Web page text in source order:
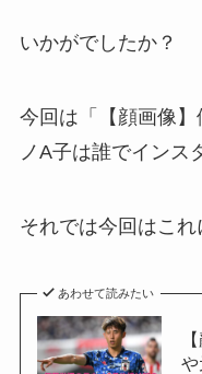
いかがでしたか？
今回は「【顔画像
ノA子は誰でインス
それでは今回はこれ
あわせて読みたい
や